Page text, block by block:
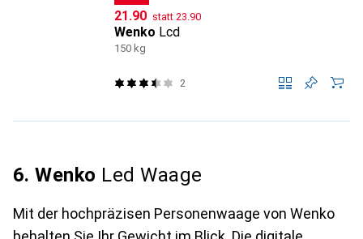
CHF
21.90 statt CHF
23.90
Wenko Lcd
150 kg
2
6. Wenko Led Waage
Mit der hochpräzisen Personenwaage von Wenko